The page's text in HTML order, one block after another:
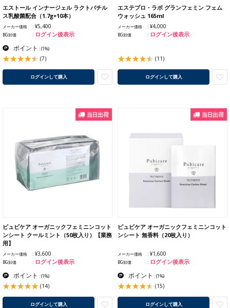
エストール インナージェル ラクトバチル
ス乳酸菌配合（1.7g×10本）
メーカー価格 ¥5,400
BG卸価 ログイン後表示
ポイント :(1%)
(7)
ログインして購入
エステプロ・ラボ グランフェミン フェム
ウォッシュ 165ml
メーカー価格 ¥4,000
BG卸価 ログイン後表示
(11)
ログインして購入
ピュビケア オーガニックフェミニンコット
ンシート クールミント（50枚入り）【業務
用】
メーカー価格 ¥3,600
BG卸価 ログイン後表示
ポイント :(1%)
(14)
ログインして購入
ピュビケア オーガニックフェミニンコット
ンシート 無香料（20枚入り）
メーカー価格 ¥1,600
BG卸価 ログイン後表示
ポイント :(1%)
(15)
ログインして購入